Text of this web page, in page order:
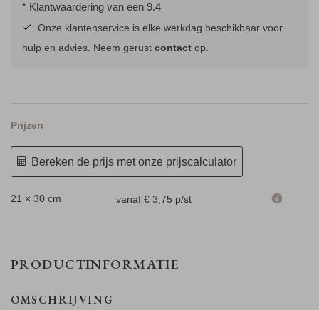
* Klantwaardering van een 9.4
Onze klantenservice is elke werkdag beschikbaar voor
hulp en advies. Neem gerust contact op.
Prijzen
Bereken de prijs met onze prijscalculator
21 × 30 cm vanaf € 3,75 p/st
PRODUCTINFORMATIE
OMSCHRIJVING